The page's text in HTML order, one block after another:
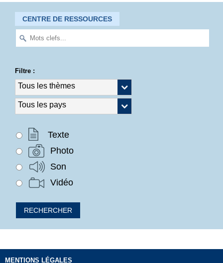
CENTRE DE RESSOURCES
Filtre :
Texte
Photo
Son
Vidéo
MENTIONS LÉGALES